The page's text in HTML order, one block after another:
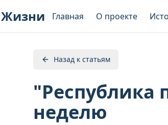
Главная О проекте
Назад к статьям
"Республика
неделю